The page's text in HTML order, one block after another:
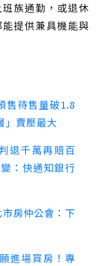
族通勤，或退休
提供兼具機能與
售待售量破1.8
」賣壓最大
退千萬再賠百
：快通知銀行
房仲公會：下
進場買房！專